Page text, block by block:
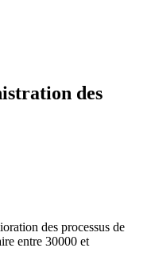
des
des processus de
entre 30000 et